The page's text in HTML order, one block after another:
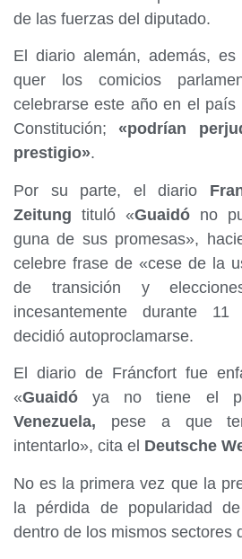
de las fuerzas del diputado.
El diario alemán, además,
quer los comicios
celebrarse este año en el
Constitución; «podrían
prestigio».
Por su parte, el diario
Zeitung tituló «Guaidó no
guna de sus promesas»,
celebre frase de «cese de la
de transición y
incesantemente durante
decidió autoproclamarse.
El diario de Fráncfort fue
«Guaidó ya no tiene el
Venezuela, pese a que
intentarlo», cita el Deutsche
No es la primera vez que la
la pérdida de popularidad de
dentro de los mismos sectores